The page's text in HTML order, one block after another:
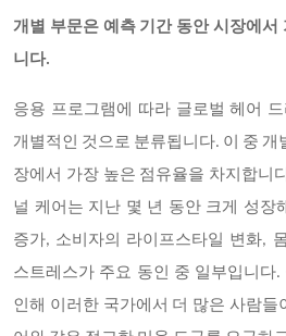
개별 부문은 예측 기간 동안 시장에서
니다.
응용 프로그램에 따라 글로벌 헤어
개별적인 것으로 분류됩니다. 이 중 개
장에서 가장 높은 점유율을 차지합니
널 케어는 지난 몇 년 동안 크게 성장
증가, 소비자의 라이프스타일 변화,
스트레스가 주요 동인 중 일부입니다
인해 이러한 국가에서 더 많은 사람들